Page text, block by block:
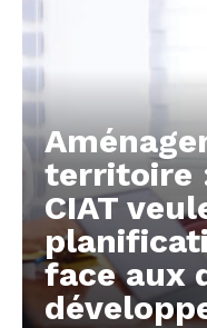
territoire
CIAT
face aux